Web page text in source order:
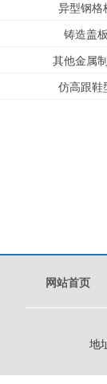
异型钢格
铸造盖板
其他金属
仿高跟鞋
网站首页
地